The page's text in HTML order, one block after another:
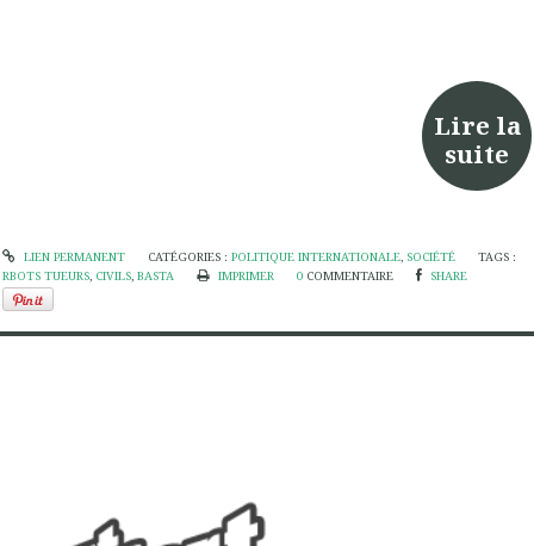
Lire la
suite
LIEN PERMANENT CATÉGORIES : POLITIQUE INTERNATIONALE, SOCIÉTÉ
TAGS :
RBOTS TUEURS, CIVILS, BASTA IMPRIMER 0 COMMENTAIRE SHARE